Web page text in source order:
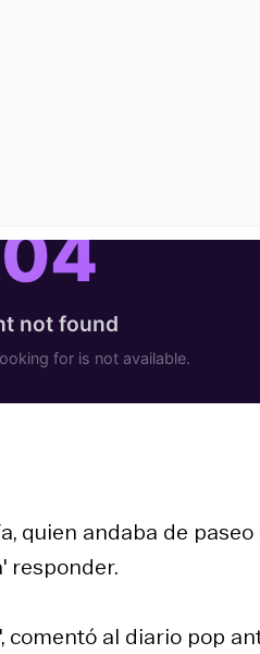
quien andaba de
responder.
comentó al diario pop